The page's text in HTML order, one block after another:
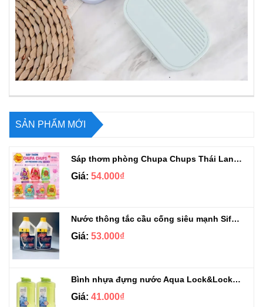
SẢN PHẨM MỚI
Sáp thơm phòng Chupa Chups Thái Lan 230g
Giá: 54.000₫
Nước thông tắc cầu cống siêu mạnh Sifa 1.4kg
Giá: 53.000₫
Bình nhựa đựng nước Aqua Lock&Lock 2.1L
Giá: 41.000₫